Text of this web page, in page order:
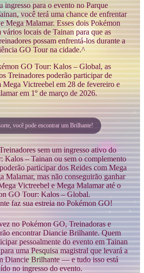
ingresso para o evento no Parque
você terá uma chance de enfrentar
Mega Malamar. Esses dois Pokémon
vários locais de Tainan para que as
possam enfrentá-los durante a
GO Tour na cidade.^
GO Tour: Kalos – Global, as
Treinadores poderão participar de
Mega Victreebel em 28 de fevereiro e
em 1º de março de 2026.
você pode encontrar um Brilhante!
sem um ingresso ativo do
Kalos – Tainan ou sem o complemento
participar dos Reides com Mega
Malamar, mas não conseguirão ganhar
Victreebel e Mega Malamar até o
GO Tour: Kalos – Global.
faz sua estreia no Pokémon GO!
no Pokémon GO, Treinadoras e
encontrar Diancie Brilhante. Quem
pessoalmente do evento em Tainan
uma Pesquisa magistral que levará a
Diancie Brilhante — e tudo isso está
no ingresso do evento.